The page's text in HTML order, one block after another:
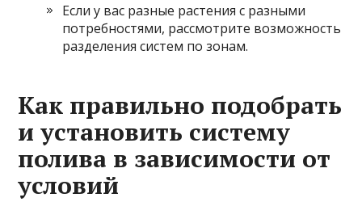
Если у вас разные растения с разными
потребностями, рассмотрите возможность
разделения систем по зонам.
Как правильно подобрать
и установить систему
полива в зависимости от
условий